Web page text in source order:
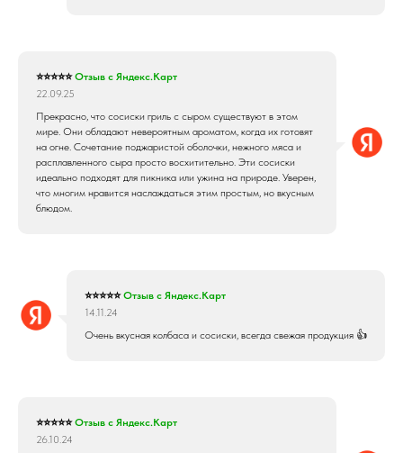
⭐⭐⭐⭐⭐Отзыв с Яндекс.Карт
22.09.25
Прекрасно, что сосиски гриль с сыром существуют в этом
мире. Они обладают невероятным ароматом, когда их готовят
на огне. Сочетание поджаристой оболочки, нежного мяса и
расплавленного сыра просто восхитительно. Эти сосиски
идеально подходят для пикника или ужина на природе. Уверен,
что многим нравится наслаждаться этим простым, но вкусным
блюдом.
⭐⭐⭐⭐⭐Отзыв с Яндекс.Карт
14.11.24
Очень вкусная колбаса и сосиски, всегда свежая продукция 👍
⭐⭐⭐⭐⭐Отзыв с Яндекс.Карт
26.10.24